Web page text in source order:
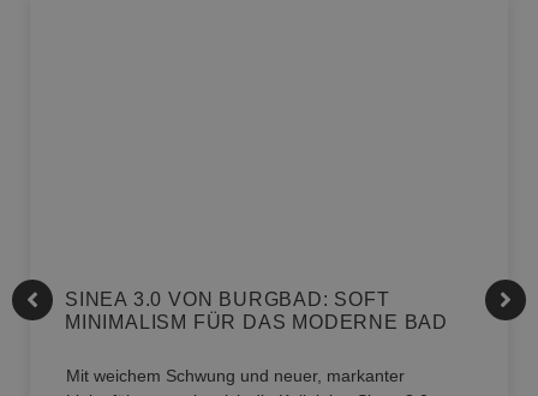
SINEA 3.0 VON BURGBAD: SOFT
MINIMALISM FÜR DAS MODERNE BAD
Mit weichem Schwung und neuer, markanter